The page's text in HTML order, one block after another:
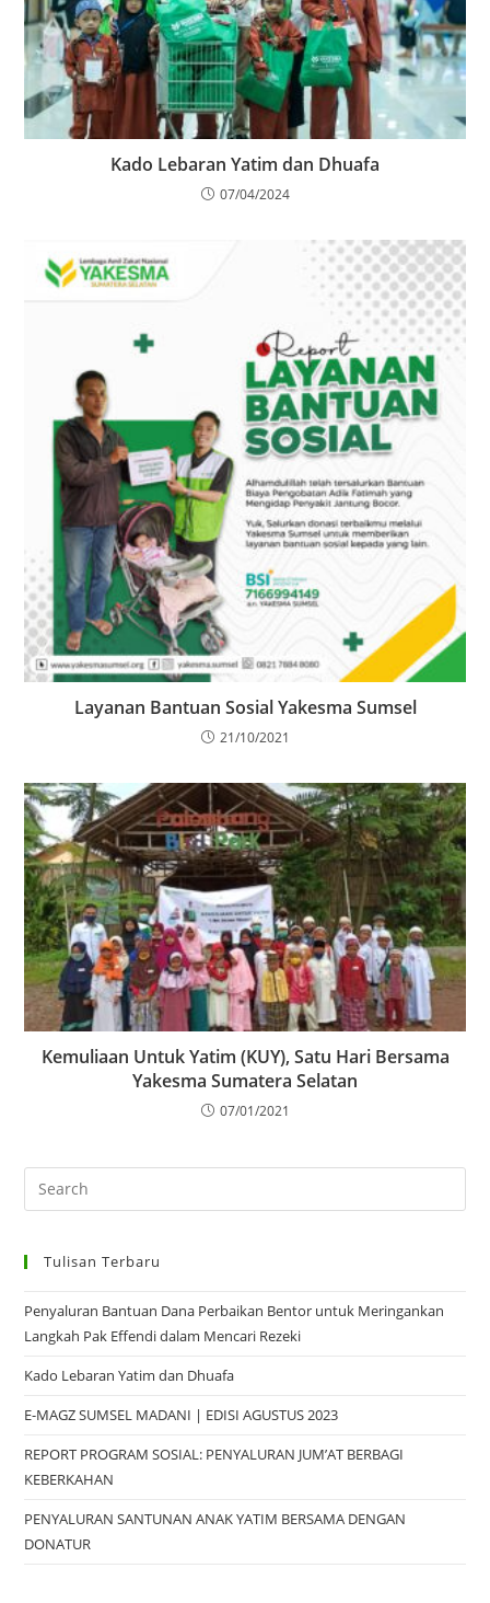
Kado Lebaran Yatim dan Dhuafa
07/04/2024
Layanan Bantuan Sosial Yakesma Sumsel
21/10/2021
Kemuliaan Untuk Yatim (KUY), Satu Hari Bersama
Yakesma Sumatera Selatan
07/01/2021
Tulisan Terbaru
Penyaluran Bantuan Dana Perbaikan Bentor untuk Meringankan
Langkah Pak Effendi dalam Mencari Rezeki
Kado Lebaran Yatim dan Dhuafa
E-MAGZ SUMSEL MADANI | EDISI AGUSTUS 2023
REPORT PROGRAM SOSIAL: PENYALURAN JUM’AT BERBAGI
KEBERKAHAN
PENYALURAN SANTUNAN ANAK YATIM BERSAMA DENGAN
DONATUR